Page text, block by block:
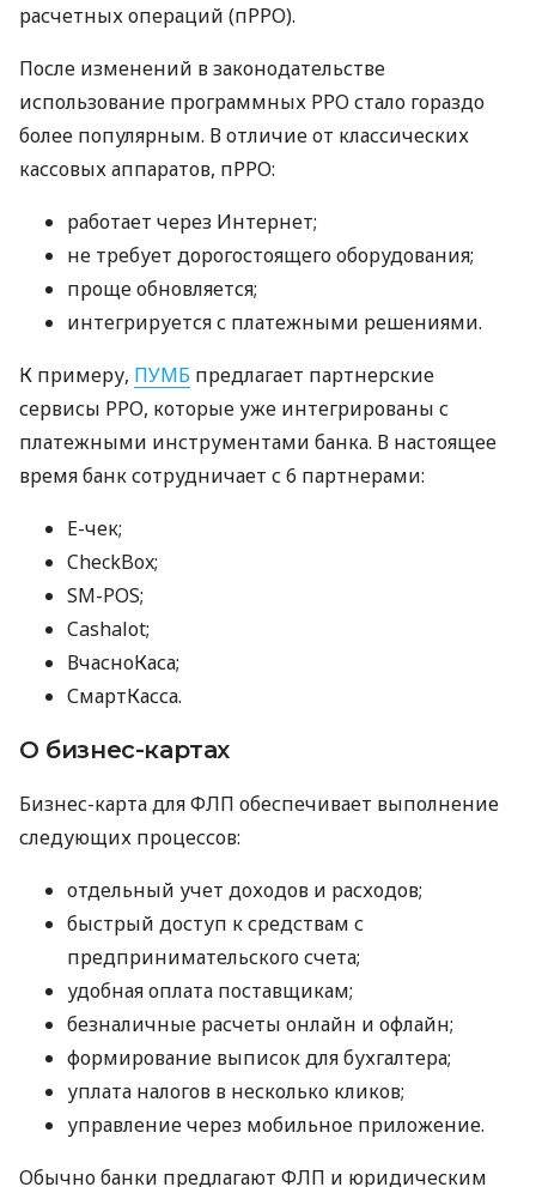
расчетных операций (пРРО).
После изменений в законодательстве
использование программных РРО стало гораздо
более популярным. В отличие от классических
кассовых аппаратов, пРРО:
работает через Интернет;
не требует дорогостоящего оборудования;
проще обновляется;
интегрируется с платежными решениями.
К примеру, ПУМБ предлагает партнерские
сервисы РРО, которые уже интегрированы с
платежными инструментами банка. В настоящее
время банк сотрудничает с 6 партнерами:
E-чек;
CheckBox;
SM-POS;
Cashalot;
ВчасноКаса;
СмартКасса.
О бизнес-картах
Бизнес-карта для ФЛП обеспечивает выполнение
следующих процессов:
отдельный учет доходов и расходов;
быстрый доступ к средствам с
предпринимательского счета;
удобная оплата поставщикам;
безналичные расчеты онлайн и офлайн;
формирование выписок для бухгалтера;
уплата налогов в несколько кликов;
управление через мобильное приложение.
Обычно банки предлагают ФЛП и юридическим